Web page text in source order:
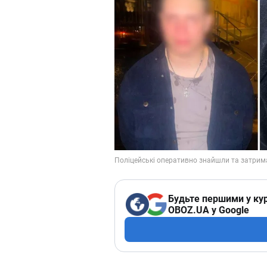
Будьте першими у
OBOZ.UA у Google